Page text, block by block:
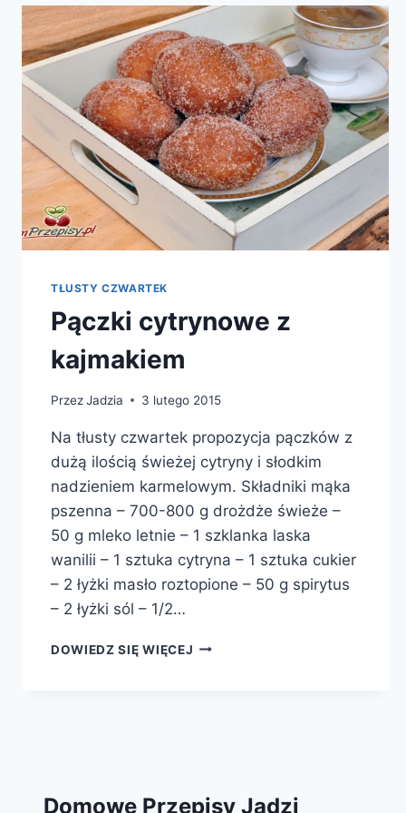
TŁUSTY CZWARTEK
Pączki cytrynowe z
kajmakiem
PrzezJadzia 3 lutego 2015
Na tłusty czwartek propozycja pączków z
dużą ilością świeżej cytryny i słodkim
nadzieniem karmelowym. Składniki mąka
pszenna – 700-800 g drożdże świeże –
50 g mleko letnie – 1 szklanka laska
wanilii – 1 sztuka cytryna – 1 sztuka cukier
– 2 łyżki masło roztopione – 50 g spirytus
– 2 łyżki sól – 1/2…
DOWIEDZ SIĘ WIĘCEJ PĄCZKI
Domowe Przepisy Jadzi